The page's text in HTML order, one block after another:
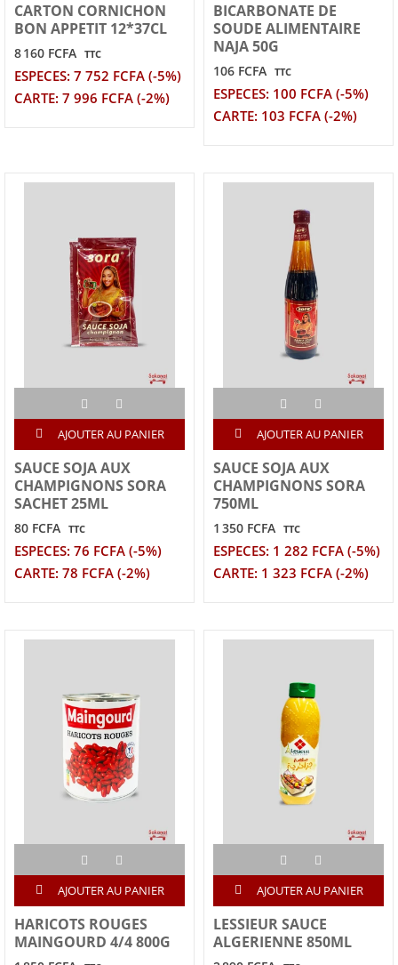
CARTON CORNICHON
BON APPETIT 12*37CL
8 160 FCFA TTC
ESPECES: 7 752 FCFA (-5%)
CARTE: 7 996 FCFA (-2%)
BICARBONATE DE
SOUDE ALIMENTAIRE
NAJA 50G
106 FCFA TTC
ESPECES: 100 FCFA (-5%)
CARTE: 103 FCFA (-2%)
AJOUTER AU PANIER
SAUCE SOJA AUX
CHAMPIGNONS SORA
SACHET 25ML
80 FCFA TTC
ESPECES: 76 FCFA (-5%)
CARTE: 78 FCFA (-2%)
AJOUTER AU PANIER
SAUCE SOJA AUX
CHAMPIGNONS SORA
750ML
1 350 FCFA TTC
ESPECES: 1 282 FCFA (-5%)
CARTE: 1 323 FCFA (-2%)
AJOUTER AU PANIER
HARICOTS ROUGES
MAINGOURD 4/4 800G
AJOUTER AU PANIER
LESSIEUR SAUCE
ALGERIENNE 850ML